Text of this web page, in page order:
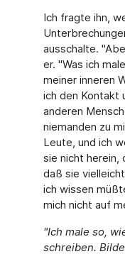
Ich fragte ihn,
ausschalte.
er. "Was ich
meiner inneren
ich den Kontakt
anderen
niemanden zu
Leute, und ich
sie nicht herein,
daß sie
ich wissen
mich nicht auf
"Ich male so,
schreiben.